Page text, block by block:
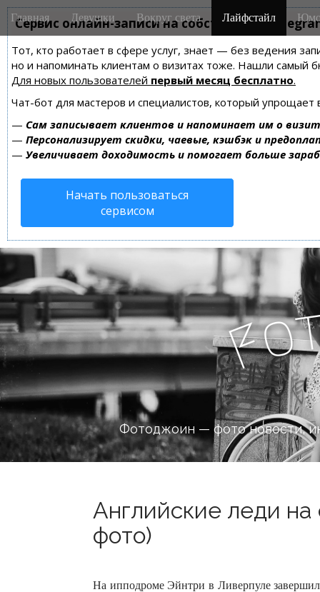
Сервис онлайн-записи на собственном
Тот, кто работает в сфере услуг, знает — без ведения
но и напоминать клиентам о визитах тоже. Нашли самый
Для новых пользователей первый месяц бесплатно.
Чат-бот для мастеров и специалистов, который упрощает
— Сам записывает клиентов и напоминает им о
— Персонализирует скидки, чаевые, кэшбэк и
— Увеличивает доходимость и помогает больше
Начать пользоваться
сервисом
M
a
n
m
e
n
u
i
Главная Девушки Вокруг света Лайфстайл
Fo
Фотоджоин — фото новости,
Английские леди на
фото)
На ипподроме Эйнтри в Ливерпуле